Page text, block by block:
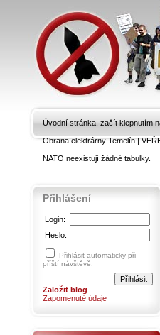
Úvodní stránka, začít klepnutím
Obrana elektrárny Temelín|
NATO neexistují žádné tabulky.
Přihlášení
Login:
Heslo:
Přihlásit automaticky při
příští návštěvě.
Založit blog
Zapomenuté údaje